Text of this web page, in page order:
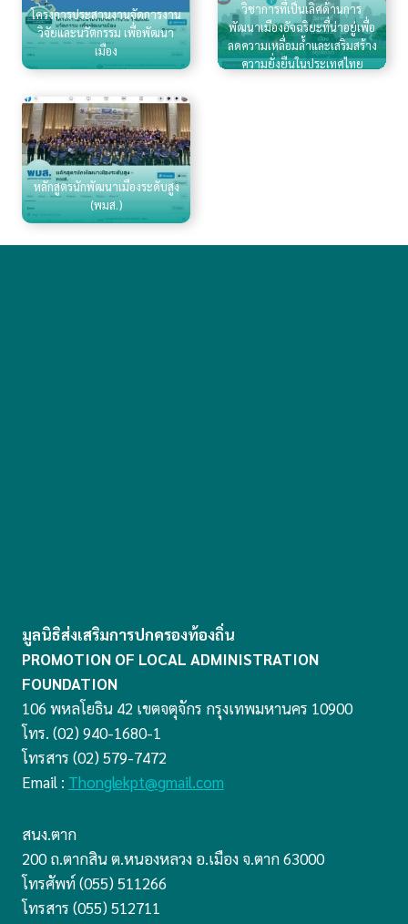
โครงการประสานงานจัดการงาน
วิจัยและนวัตกรรม เพื่อพัฒนา
เมือง
วิชาการที่เป็นเลิศด้านการ
พัฒนาเมืองอัจฉริยะที่น่าอยู่เพื่อ
ลดความเหลื่อมล้ำและเสริมสร้าง
ความยั่งยืนในประเทศไทย
หลักสูตรนักพัฒนาเมืองระดับสูง
(พมส.)
มูลนิธิส่งเสริมการปกครองท้องถิ่น
PROMOTION OF LOCAL ADMINISTRATION
FOUNDATION
106 พหลโยธิน 42 เขตจตุจักร กรุงเทพมหานคร 10900
โทร. (02) 940-1680-1
โทรสาร (02) 579-7472
Email : Thonglekpt@gmail.com
สนง.ตาก
200 ถ.ตากสิน ต.หนองหลวง อ.เมือง จ.ตาก 63000
โทรศัพท์ (055) 511266
โทรสาร (055) 512711